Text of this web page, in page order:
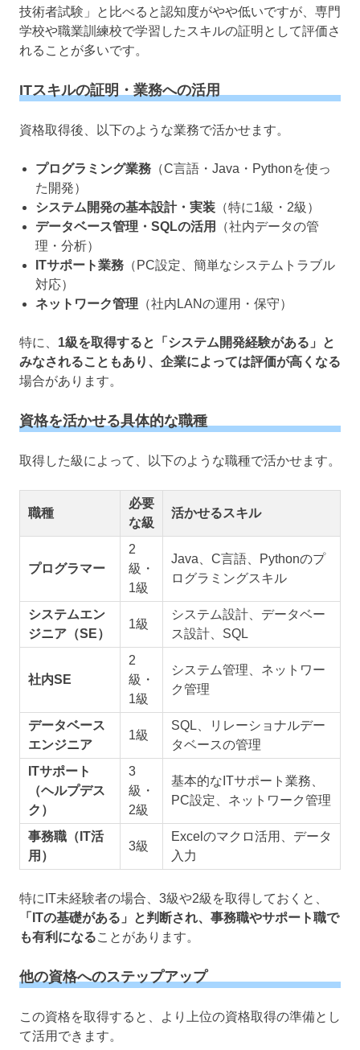
技術者試験」と比べると認知度がやや低いですが、専門
学校や職業訓練校で学習したスキルの証明として評価さ
れることが多いです。
ITスキルの証明・業務への活用
資格取得後、以下のような業務で活かせます。
プログラミング業務 （C言語・Java・Pythonを使っ
た開発）
システム開発の基本設計・実装 （特に1級・2級）
データベース管理・SQLの活用
（社内データの管
理・分析）
ITサポート業務 （PC設定、簡単なシステムトラブル
対応）
ネットワーク管理 （社内LANの運用・保守）
特に、 1級を取得すると「システム開発経験がある」と
みなされることもあり、企業によっては評価が高くなる
場合があります。
資格を活かせる具体的な職種
取得した級によって、以下のような職種で活かせます。
職種
必要
な級
活かせるスキル
プログラマー
2
級・
1級
Java、C言語、Pythonのプ
ログラミングスキル
システムエン
ジニア（SE）
1級
システム設計、データベー
ス設計、SQL
社内SE
2
級・
1級
システム管理、ネットワー
ク管理
データベース
エンジニア
1級
SQL、リレーショナルデー
タベースの管理
ITサポート
（ヘルプデス
ク）
3
級・
2級
基本的なITサポート業務、
PC設定、ネットワーク管理
事務職（IT活
用）
3級
Excelのマクロ活用、データ
入力
特にIT未経験者の場合、3級や2級を取得しておくと、
「ITの基礎がある」と判断され、事務職やサポート職で
も有利になることがあります。
他の資格へのステップアップ
この資格を取得すると、より上位の資格取得の準備とし
て活用できます。